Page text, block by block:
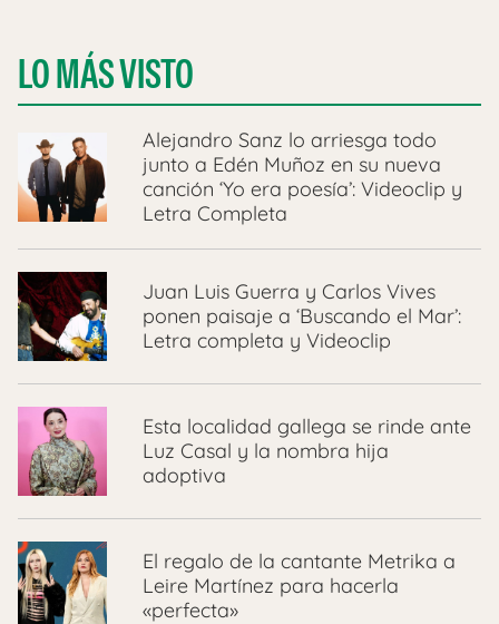
LO MÁS VISTO
Alejandro Sanz lo arriesga todo
junto a Edén Muñoz en su nueva
canción ‘Yo era poesía’: Videoclip y
Letra Completa
Juan Luis Guerra y Carlos Vives
ponen paisaje a ‘Buscando el Mar’:
Letra completa y Videoclip
Esta localidad gallega se rinde ante
Luz Casal y la nombra hija
adoptiva
El regalo de la cantante Metrika a
Leire Martínez para hacerla
«perfecta»